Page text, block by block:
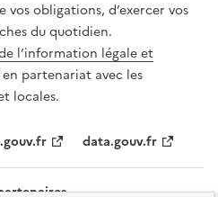
obligations, d’exercer vos
du quotidien.
l’information légale et
partenariat avec les
locales.
data.gouv.fr